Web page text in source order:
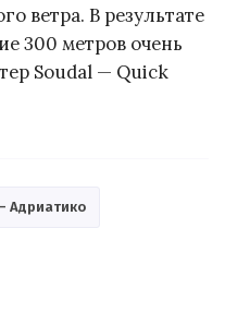
ветра. В результате
300 метров очень
Soudal — Quick
Адриатико